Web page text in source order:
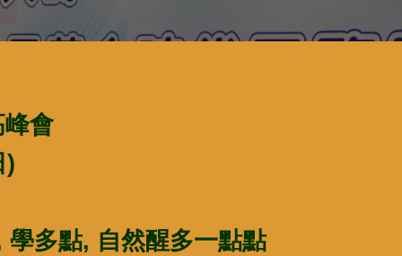
會
)
多點, 自然醒多一點點